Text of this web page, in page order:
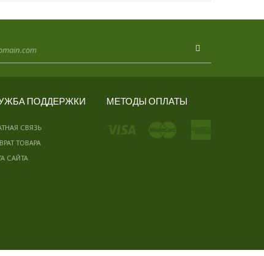
ПОДДЕРЖКИ
СВЯЗЬ
ТОВАРА
САЙТА
МЕТОДЫ ОПЛАТЫ